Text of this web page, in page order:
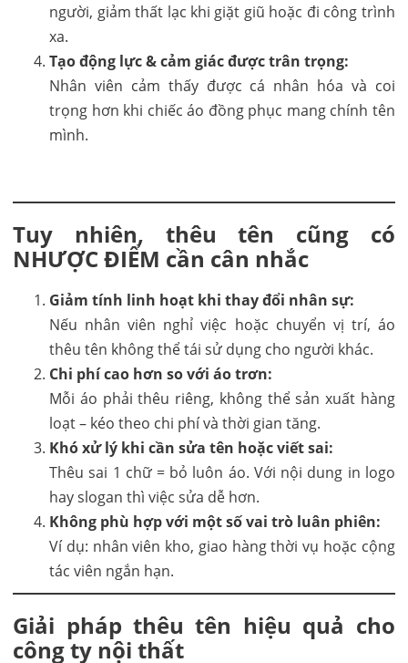
người, giảm thất lạc khi giặt giũ hoặc đi công trình
xa.
Tạo động lực & cảm giác được trân trọng:
Nhân viên cảm thấy được cá nhân hóa và coi
trọng hơn khi chiếc áo đồng phục mang chính tên
mình.
Tuy nhiên, thêu tên cũng có
NHƯỢC ĐIỂM cần cân nhắc
Giảm tính linh hoạt khi thay đổi nhân sự:
Nếu nhân viên nghỉ việc hoặc chuyển vị trí, áo
thêu tên không thể tái sử dụng cho người khác.
Chi phí cao hơn so với áo trơn:
Mỗi áo phải thêu riêng, không thể sản xuất hàng
loạt – kéo theo chi phí và thời gian tăng.
Khó xử lý khi cần sửa tên hoặc viết sai:
Thêu sai 1 chữ = bỏ luôn áo. Với nội dung in logo
hay slogan thì việc sửa dễ hơn.
Không phù hợp với một số vai trò luân phiên:
Ví dụ: nhân viên kho, giao hàng thời vụ hoặc cộng
tác viên ngắn hạn.
Giải pháp thêu tên hiệu quả cho
công ty nội thất